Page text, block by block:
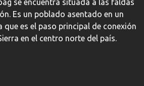
se encuentra situada a las faldas
Es un poblado asentado en un
que es el paso principal de conexión
en el centro norte del país.